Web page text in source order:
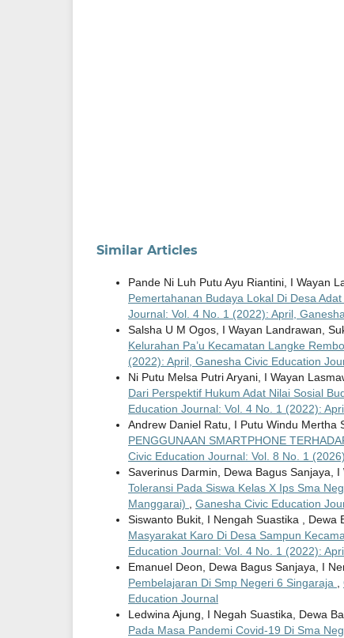
Similar Articles
Pande Ni Luh Putu Ayu Riantini, I Wayan
Pemertahanan Budaya Lokal Di Desa
Journal: Vol. 4 No. 1 (2022): April,
Salsha U M Ogos, I Wayan Landrawan,
Kelurahan Pa’u Kecamatan Langke
(2022): April, Ganesha Civic Education
Ni Putu Melsa Putri Aryani, I Wayan
Dari Perspektif Hukum Adat Nilai Sosial
Education Journal: Vol. 4 No. 1 (2022):
Andrew Daniel Ratu, I Putu Windu Mertha
PENGGUNAAN SMARTPHONE
Civic Education Journal: Vol. 8 No. 1
Saverinus Darmin, Dewa Bagus Sanjaya, I
Toleransi Pada Siswa Kelas X Ips Sma
Manggarai) , Ganesha Civic Education
Siswanto Bukit, I Nengah Suastika , Dewa
Masyarakat Karo Di Desa Sampun
Education Journal: Vol. 4 No. 1 (2022):
Emanuel Deon, Dewa Bagus Sanjaya, I
Pembelajaran Di Smp Negeri 6 Singaraja ,
Education Journal
Ledwina Ajung, I Negah Suastika, Dewa
Pada Masa Pandemi Covid-19 Di Sma